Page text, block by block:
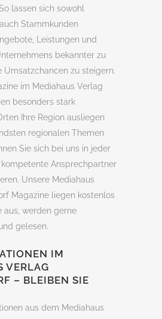
lassen sich sowohl
Stammkunden
Leistungen und
bekannter zu
Umsatzchancen zu steigern.
im Mediahaus Verlag
besonders stark
Ihre Region ausliegen
regionalen Themen
Sie sich bei uns in jeder
Ansprechpartner
Unsere Mediahaus
Magazine liegen kostenlos
aus, werden gerne
gelesen.
IM
VERLAG
– BLEIBEN SIE
aus dem Mediahaus